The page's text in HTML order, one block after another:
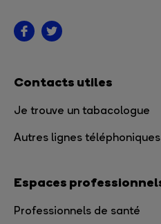
Contacts utiles
Je trouve un tabacologue
Autres lignes téléphoniques
Espaces
Professionnels de santé